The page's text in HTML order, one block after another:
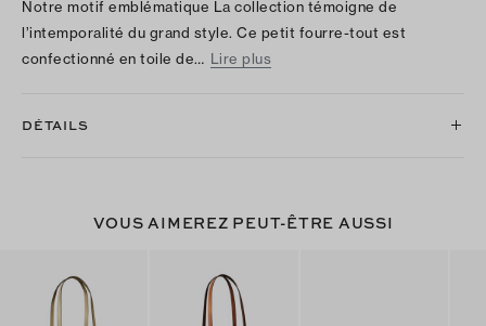
Notre motif emblématique La collection témoigne de
l’intemporalité du grand style. Ce petit fourre-tout est
confectionné en toile de… Lire plus
DÉTAILS
VOUS AIMEREZ PEUT-ÊTRE AUSSI